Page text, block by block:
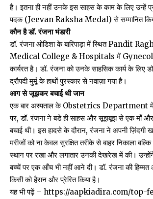
है। इतना ही नहीं उनके इस साहस के काम के लिए उन्हें
पदक (Jeevan Raksha Medal) से सम्मानित
कौन है डॉ. रंजना भंडारी
डॉ. रंजना ओडिशा के बारिपाड़ा में स्थित Pandit
Medical College & Hospitals में
कार्यरत है। डॉ. रंजना को उनके साहसिक कार्य के लिए
द्रौपदी मुर्मू के हाथों पुरस्कार से नवाज़ा गया है।
आग से जूझकर बचाई थी जान
एक बार अस्पताल के Obstetrics Department
पर, डॉ. रंजना ने बडे ही साहस और सूझबूझ से एक माँ
बचाई थी। इस हादसे के दौरान, रंजना ने अपनी ज़िंदगी
मरीजों को ना केवल सुरक्षित तरीके से बाहर निकाला
स्थान पर रखा और लगातार उनकी देखरेख में की।
बच्चें पर एक आँच भी नहीं आने दी। डॉ. रंजना की हिम्मत
किसी को हैरान और प्रेरित किया है।
यह भी पढ़ें – https://aapkiadira.com/top-